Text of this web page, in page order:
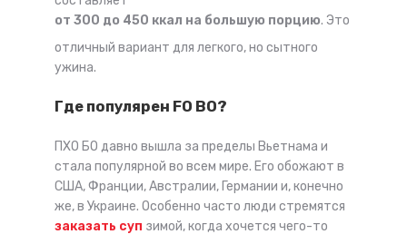
от 300 до 450 ккал на большую порцию. Это
отличный вариант для легкого, но сытного
ужина.
Где популярен FO BO?
ПХО БО давно вышла за пределы Вьетнама и
стала популярной во всем мире. Его обожают в
США, Франции, Австралии, Германии и, конечно
же, в Украине. Особенно часто люди стремятся
заказать суп зимой, когда хочется чего-то